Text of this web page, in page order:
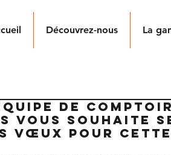
Découvrez-nous La
DE
VOUS SOUHAITE
VŒUX POUR